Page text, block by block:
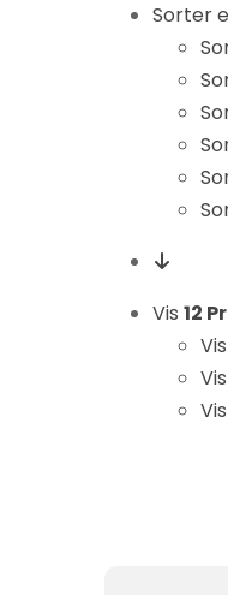
Sorter
Vis 12
Vis
Vis
Vis
kan fungere.
og struktur, ud
hjemmesiden